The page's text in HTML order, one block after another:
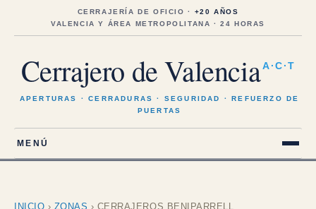
CERRAJERÍA DE OFICIO · +20 AÑOS
VALENCIA Y ÁREA METROPOLITANA · 24 HORAS
Cerrajero de Valencia A·C·T
APERTURAS · CERRADURAS · SEGURIDAD · REFUERZO DE
PUERTAS
MENÚ
INICIO › ZONAS › CERRAJEROS BENIPARRELL